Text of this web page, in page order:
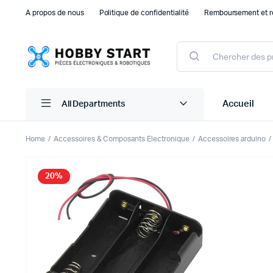
A propos de nous Politique de confidentialité Remboursement et
Products
search
All Departments Accueil
Plaque d’essais Breadboard et PCB
Accessoires arduino
Accessoires Drones
Accessoires Raspberry Pi
Autre Electronique
Composants Electroniques
Home Accessoires & Composants Electronique Accessoires arduino
20%